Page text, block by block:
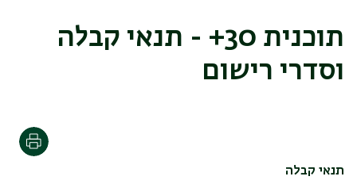
תוכנית 30+ - תנאי קבלה
וסדרי רישום
תנאי קבלה